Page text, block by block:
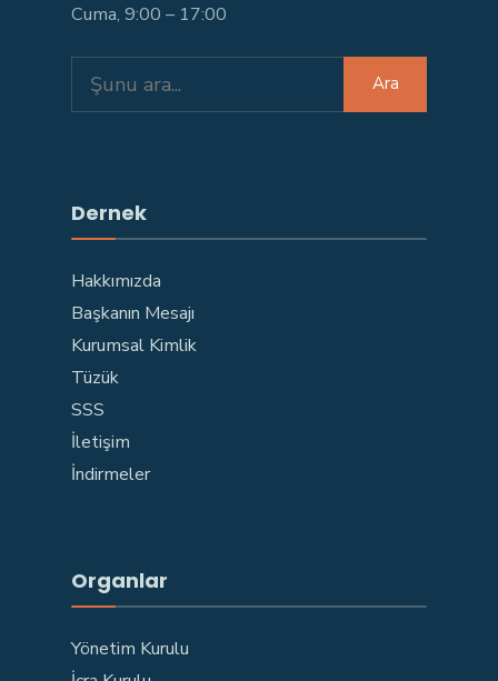
Cuma, 9:00 – 17:00
for:
Ara
Dernek
Hakkımızda
Başkanın Mesajı
Kurumsal Kimlik
Tüzük
SSS
İletişim
İndirmeler
Organlar
Yönetim Kurulu